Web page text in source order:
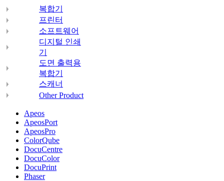
복합기
프린터
소프트웨어
디지털 인쇄
기
도면 출력용
복합기
스캐너
Other Product
Apeos
ApeosPort
ApeosPro
ColorQube
DocuCentre
DocuColor
DocuPrint
Phaser